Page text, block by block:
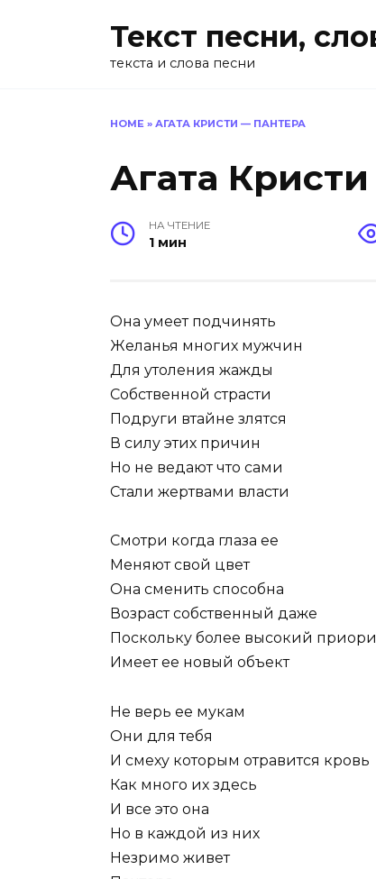
Текст песни,
текста и слова песни
HOME » АГАТА КРИСТИ — ПАНТЕРА
Агата
НА ЧТЕНИЕ
1 мин
Она умеет подчинять
Желанья многих мужчин
Для утоления жажды
Собственной страсти
Подруги втайне злятся
В силу этих причин
Но не ведают что сами
Стали жертвами власти
Смотри когда глаза ее
Меняют свой цвет
Она сменить способна
Возраст собственный даже
Поскольку более высокий
Имеет ее новый объект
Не верь ее мукам
Они для тебя
И смеху которым отравится кровь
Как много их здесь
И все это она
Но в каждой из них
Незримо живет